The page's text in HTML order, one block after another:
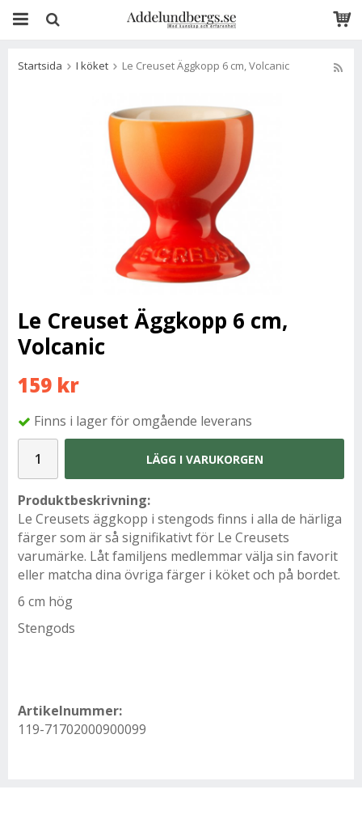
Startsida I köket Le Creuset Äggkopp 6 cm, Volcanic
Le Creuset Äggkopp 6 cm,
Volcanic
159 kr
Finns i lager för omgående leverans
LÄGG I VARUKORGEN
Produktbeskrivning:
Le Creusets äggkopp i stengods finns i alla de härliga
färger som är så signifikativt för Le Creusets
varumärke. Låt familjens medlemmar välja sin favorit
eller matcha dina övriga färger i köket och på bordet.
6 cm hög
Stengods
Artikelnummer:
119-71702000900099